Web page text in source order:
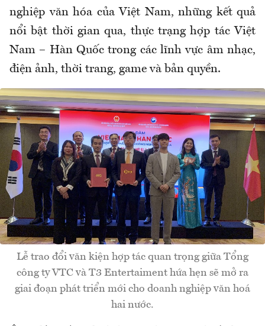
nghiệp văn hóa của Việt Nam, những kết quả
nổi bật thời gian qua, thực trạng hợp tác Việt
Nam – Hàn Quốc trong các lĩnh vực âm nhạc,
điện ảnh, thời trang, game và bản quyền.
Lễ trao đổi văn kiện hợp tác quan trọng giữa Tổng
công ty VTC và T3 Entertaiment hứa hẹn sẽ mở ra
giai đoạn phát triển mới cho doanh nghiệp văn hoá
hai nước.